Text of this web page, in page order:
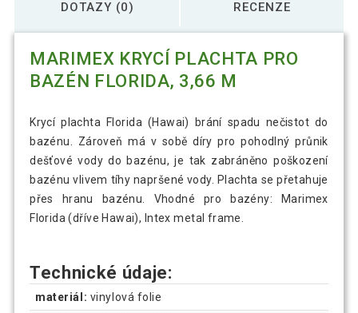
DOTAZY (0) RECENZE
MARIMEX KRYCÍ PLACHTA PRO
BAZÉN FLORIDA, 3,66 M
Krycí plachta Florida (Hawai) brání spadu nečistot do
bazénu. Zároveň má v sobě díry pro pohodlný průnik
dešťové vody do bazénu, je tak zabráněno poškození
bazénu vlivem tíhy napršené vody. Plachta se přetahuje
přes hranu bazénu. Vhodné pro bazény: Marimex
Florida (dříve Hawai), Intex metal frame.
Technické údaje:
materiál: vinylová folie